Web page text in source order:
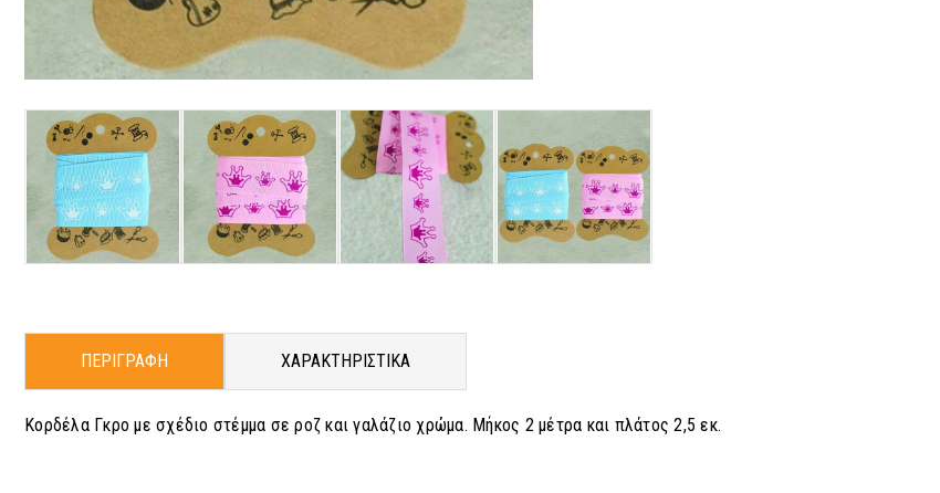
ΠΕΡΙΓΡΑΦΗ ΧΑΡΑΚΤΗΡΙΣΤΙΚΑ
Κορδέλα Γκρο με σχέδιο στέμμα σε ροζ και γαλάζιο χρώμα. Μήκος 2 μέτρα και πλάτος 2,5 εκ.